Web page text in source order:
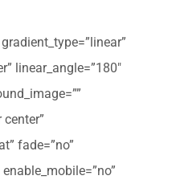
linear_angle=”180″
fade=”no”